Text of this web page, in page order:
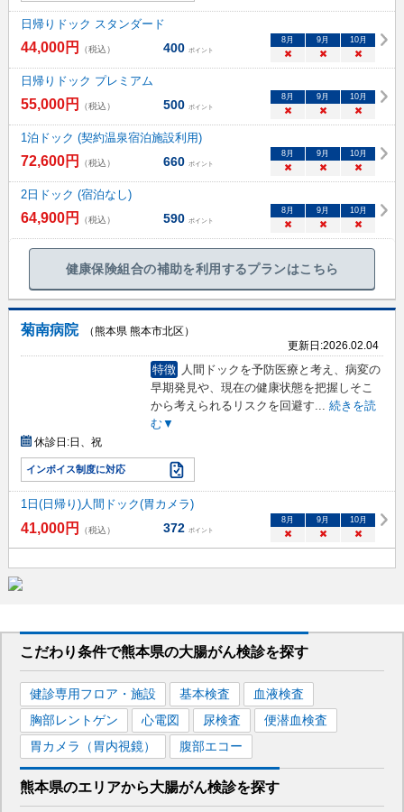
日帰りドック スタンダード
44,000円 （税込） 400 ポイント
8 月 9 月 10月
× × ×
日帰りドック プレミアム
55,000円 （税込） 500 ポイント
8 月 9 月 10月
× × ×
1泊ドック (契約温泉宿泊施設利用)
72,600円 （税込） 660 ポイント
8 月 9 月 10月
× × ×
2日ドック (宿泊なし)
64,900円 （税込） 590 ポイント
8 月 9 月 10月
× × ×
健康保険組合の補助を利用するプランはこちら
菊南病院
（熊本県 熊本市北区）
更新日:2026.02.04
特徴 人間ドックを予防医療と考え、病変の
早期発見や、現在の健康状態を把握しそこ
から考えられるリスクを回避す... 続きを読
む▼
休診日:日、祝
インボイス制度に対応
1日(日帰り)人間ドック(胃カメラ)
41,000円 （税込） 372 ポイント
8月 9月 10月
× × ×
こだわり条件で熊本県の大腸がん検診を探す
健診専用フロア・施設 基本検査
血液検査
胸部レントゲン
心電図 尿検査
便潜血検査
胃カメラ（胃内視鏡）
腹部エコー
熊本県のエリアから大腸がん検診を探す